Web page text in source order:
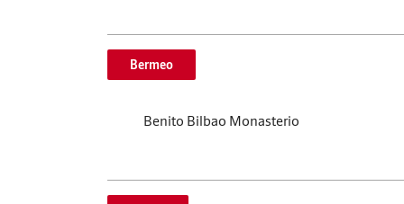
Bermeo
Benito Bilbao Monasterio